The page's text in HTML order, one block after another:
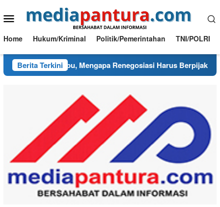
ke
Menu
Mobile
Home Hukum/Kriminal Politik/Pemerintahan TNI/POLRI
Berita Terkini
Blok Cepu, Mengapa Renegosiasi Harus Berpijak pada